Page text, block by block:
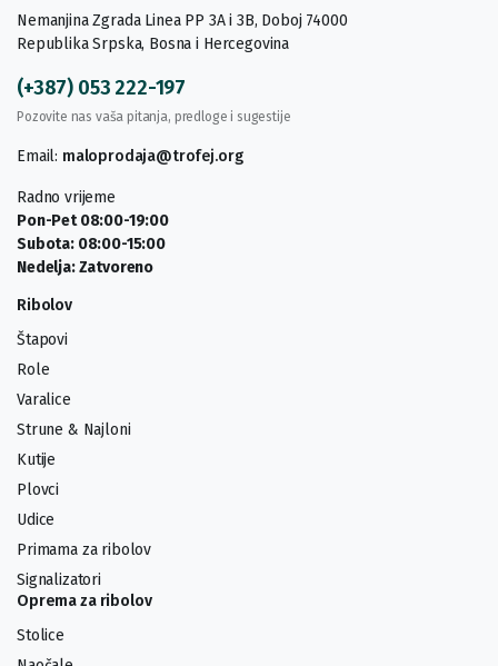
Nemanjina Zgrada Linea PP 3A i 3B, Doboj 74000
Republika Srpska, Bosna i Hercegovina
(+387) 053 222-197
Pozovite nas vaša pitanja, predloge i sugestije
Email: maloprodaja@trofej.org
Radno vrijeme
Pon-Pet 08:00-19:00
Subota: 08:00-15:00
Nedelja: Zatvoreno
Ribolov
Štapovi
Role
Varalice
Strune & Najloni
Kutije
Plovci
Udice
Primama za ribolov
Signalizatori
Oprema za ribolov
Stolice